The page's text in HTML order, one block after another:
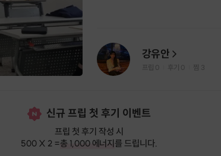
강유안
프립 0 후기 0 찜 3
신규 프립 첫 후기 이벤트
프립 첫 후기 작성 시
500 X 2 =총 1,000 에너지를 드립니다.